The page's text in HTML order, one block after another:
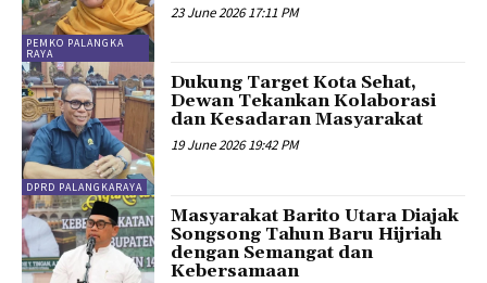
PEMKO PALANGKA
RAYA
23 June 2026 17:11 PM
DPRD PALANGKARAYA
Dukung Target Kota Sehat,
Dewan Tekankan Kolaborasi
dan Kesadaran Masyarakat
19 June 2026 19:42 PM
Masyarakat Barito Utara Diajak
Songsong Tahun Baru Hijriah
dengan Semangat dan
Kebersamaan